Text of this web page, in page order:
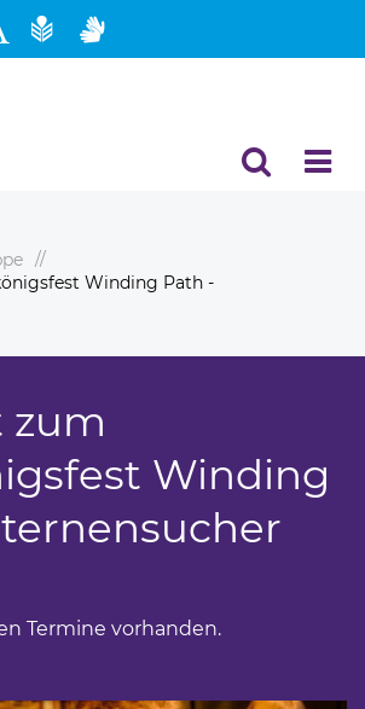
Hauptinhalt
Fußbereich
Winding Path -
zum
Winding
Termine vorhanden.